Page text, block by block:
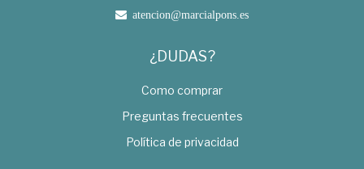
atencion@marcialpons.es
¿DUDAS?
Como comprar
Preguntas frecuentes
Política de privacidad